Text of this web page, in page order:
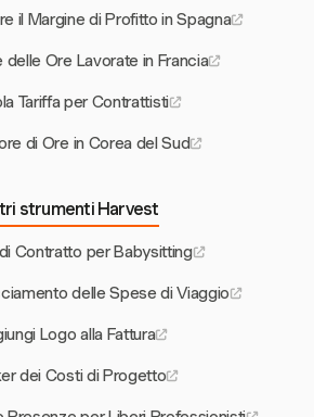
il Margine di Profitto in Spagna
delle Ore Lavorate in Francia
Tariffa per Contrattisti
di Ore in Corea del Sud
strumenti Harvest
Contratto per Babysitting
delle Spese di Viaggio
Logo alla Fattura
dei Costi di Progetto